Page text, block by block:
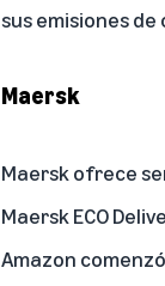
sus emisiones de
Maersk
Maersk ofrece
Maersk ECO
Amazon